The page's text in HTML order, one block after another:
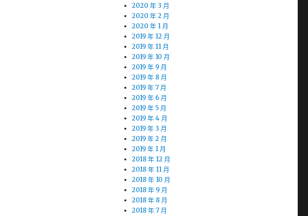
2020 年 3 月
2020 年 2 月
2020 年 1 月
2019 年 12 月
2019 年 11 月
2019 年 10 月
2019 年 9 月
2019 年 8 月
2019 年 7 月
2019 年 6 月
2019 年 5 月
2019 年 4 月
2019 年 3 月
2019 年 2 月
2019 年 1 月
2018 年 12 月
2018 年 11 月
2018 年 10 月
2018 年 9 月
2018 年 8 月
2018 年 7 月